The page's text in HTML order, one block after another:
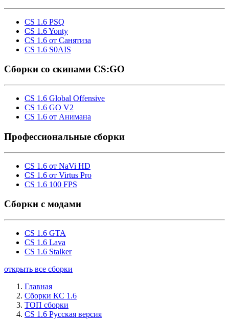
CS 1.6 PSQ
CS 1.6 Yonty
CS 1.6 от Санятиза
CS 1.6 S0AIS
Сборки со скинами CS:GO
CS 1.6 Global Offensive
CS 1.6 GO V2
CS 1.6 от Анимана
Профессиональные сборки
CS 1.6 от NaVi HD
CS 1.6 от Virtus Pro
CS 1.6 100 FPS
Сборки с модами
CS 1.6 GTA
CS 1.6 Lava
CS 1.6 Stalker
открыть все сборки
Главная
Сборки КС 1.6
ТОП сборки
CS 1.6 Русская версия